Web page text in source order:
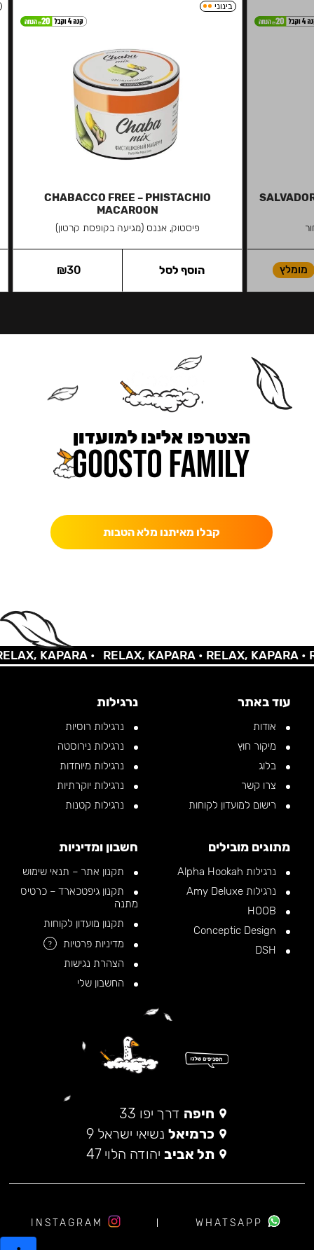
מומלץ
בינוני
CHABACCO FREE – PHISTACHIO
MACAROON
פיסטוק, אננס (מגיעה בקופסת קרטון)
₪30 הוסף לסל
הצטרפו אלינו למועדון
קבלו מאיתנו מלא הטבות
KAPARA • RELAX, KAPARA •RELAX, KAPARA •
עוד באתר
אודות
מיקור חוץ
בלוג
צרו קשר
רישום למועדון לקוחות
נרגילות
נרגילות רוסיות
נרגילות נירוסטה
נרגילות מיוחדות
נרגילות יוקרתיות
נרגילות קטנות
מתוגים מובילים
נרגילות Alpha Hookah
נרגילות Amy Deluxe
חשבון ומדיניות
תקנון אתר – תנאי שימוש
תקנון גיפטכארד – כרטיס
מתנה
תקנון מועדון לקוחות
מדיניות פרטיות
?
הצהרת נגישות
החשבון שלי
חיפה דרך יפו 33
כרמיאל נשיאי ישראל 9
תל אביב יהודה הלוי 47
WHATSAPP
INSTAGRAM